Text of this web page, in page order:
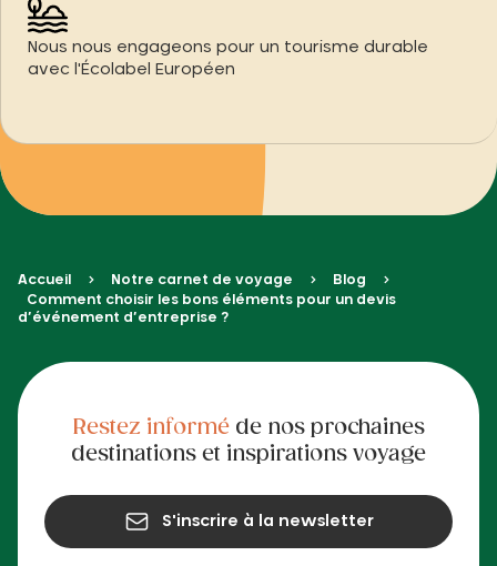
Nous nous engageons pour un tourisme durable
avec l'Écolabel Européen
Accueil Notre carnet de voyage
Blog
Comment choisir les bons éléments pour un devis
d’événement d’entreprise ?
Restez informéde nos prochaines
destinations et inspirations voyage
S'inscrire à la newsletter